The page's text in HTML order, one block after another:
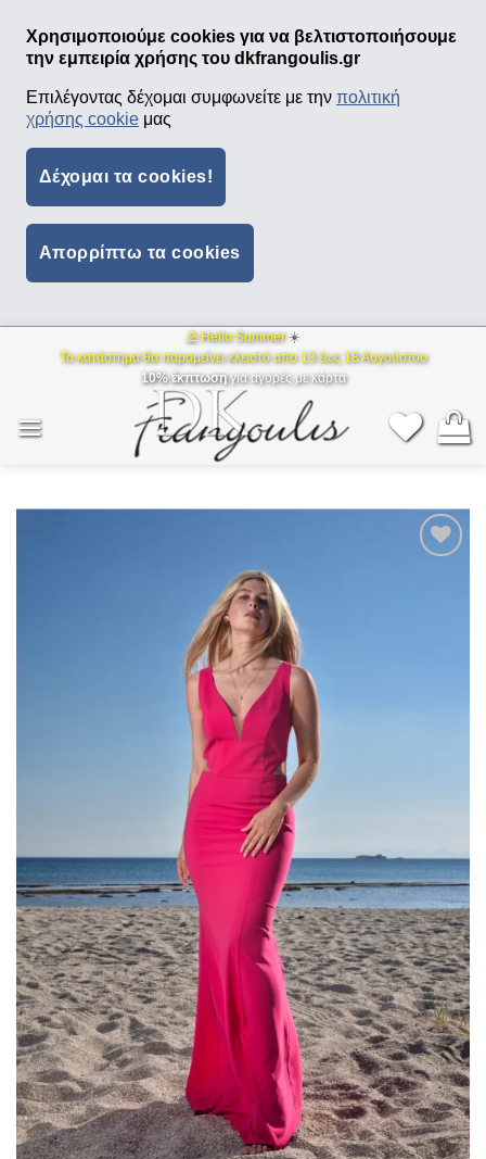
Χρησιμοποιούμε cookies για να βελτιστοποιήσουμε
την εμπειρία χρήσης του dkfrangoulis.gr
Επιλέγοντας δέχομαι συμφωνείτε με την πολιτική
χρήσης cookie μας
Δέχομαι τα cookies!
Απορρίπτω τα cookies
⛱ Hello Summer ☀️
Το κατάστημα θα παραμείνει κλειστό απο 13 έως 18 Αυγούστου
10% έκπτωσηγια αγορές με κάρτα